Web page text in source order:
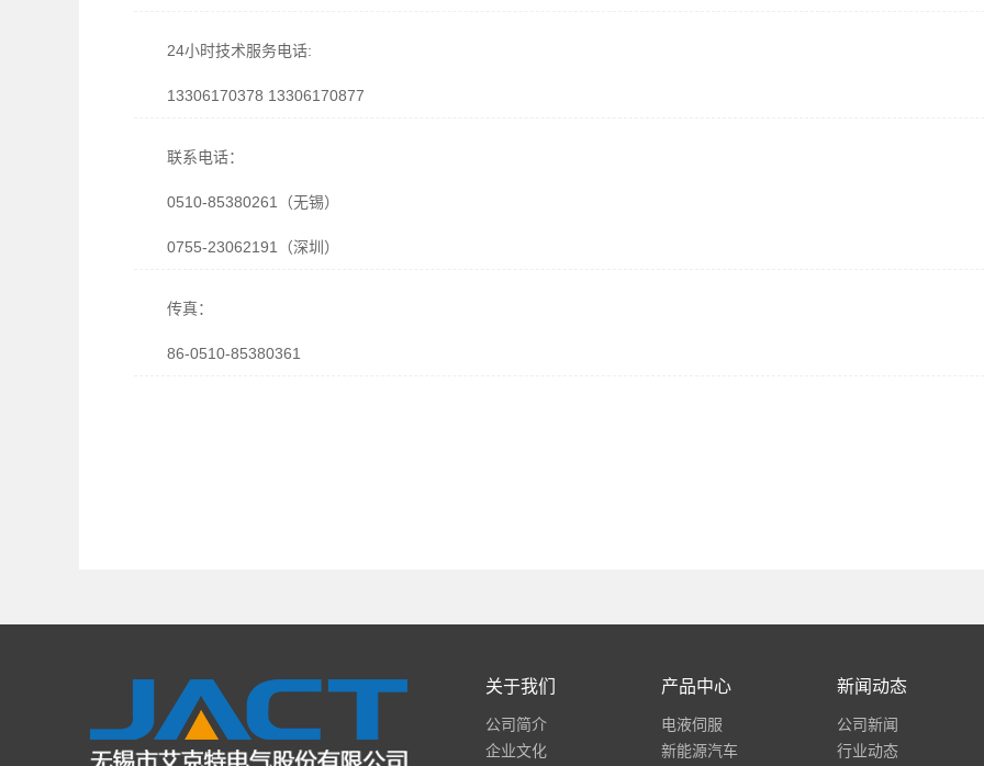
24小时技术服务电话:
13306170378 13306170877
联系电话：
0510-85380261（无锡）
0755-23062191（深圳）
传真：
86-0510-85380361
关于我们
公司简介
企业文化
产品中心
电液伺服
新能源汽车
新闻动态
公司新闻
行业动态